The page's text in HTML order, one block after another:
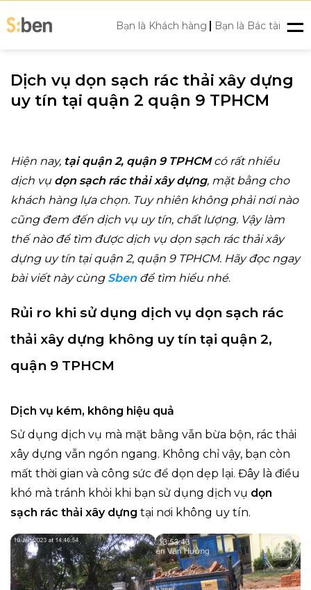
to
Bạn là Khách hàng | Bạn là Bác tài
Dịch vụ dọn sạch rác thải xây dựng
uy tín tại quận 2 quận 9 TPHCM
Hiện nay, tại quận 2, quận 9 TPHCMcó rất nhiều
dịch vụ dọn sạch rác thải xây dựng, mặt bằng cho
khách hàng lựa chọn. Tuy nhiên không phải nơi nào
cũng đem đến dịch vụ uy tín, chất lượng. Vậy làm
thế nào để tìm được dịch vụ dọn sạch rác thải xây
dựng uy tín tạiquận 2, quận 9 TPHCM. Hãy đọc ngay
bài viết này cùng Sben để tìm hiểu nhé.
Rủi ro khi sử dụng dịch vụ dọn sạch rác
thải xây dựng không uy tín tại quận 2,
quận 9 TPHCM
Dịch vụ kém, không hiệu quả
Sử dụng dịch vụ mà mặt bằng vẫn bừa bộn, rác thải
xây dựng vẫn ngổn ngang. Không chỉ vậy, bạn còn
mất thời gian và công sức để dọn dẹp lại. Đây là điều
khó mà tránh khỏi khi bạn sử dụng dịch vụ dọn
sạch rác thải xây dựng tại nơi không uy tín.